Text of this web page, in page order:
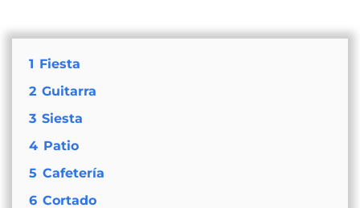
1 Fiesta
2 Guitarra
3 Siesta
4 Patio
5 Cafetería
6 Cortado